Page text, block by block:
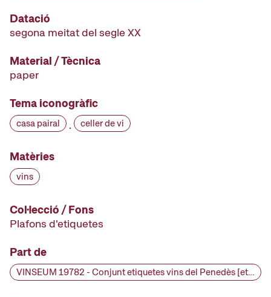
Datació
segona meitat del segle XX
Material / Tècnica
paper
Tema iconogràfic
casa pairal · celler de vi
Matèries
vins
Col·lecció / Fons
Plafons d'etiquetes
Part de
VINSEUM 19782 - Conjunt etiquetes vins del Penedès [etiqueta d'ampolla], primera meitat segle XX